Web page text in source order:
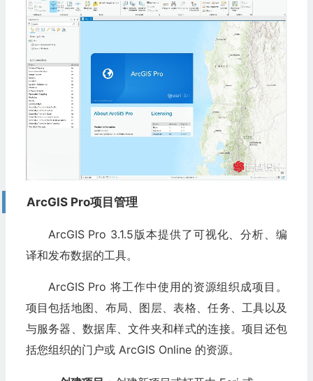
ArcGIS Pro项目管理
ArcGIS Pro 3.1.5版本提供了可视化、分析、编
译和发布数据的工具。
ArcGIS Pro 将工作中使用的资源组织成项目。
项目包括地图、布局、图层、表格、任务、工具以及
与服务器、数据库、文件夹和样式的连接。项目还包
括您组织的门户或 ArcGIS Online 的资源。